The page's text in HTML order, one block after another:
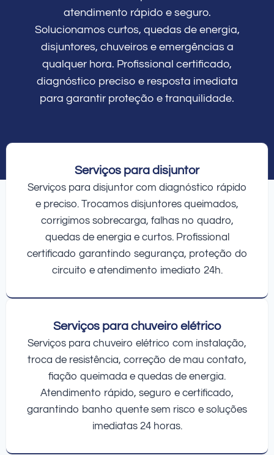
atendimento rápido e seguro.
Solucionamos curtos, quedas de energia,
disjuntores, chuveiros e emergências a
qualquer hora. Profissional certificado,
diagnóstico preciso e resposta imediata
para garantir proteção e tranquilidade.
Serviços para disjuntor
Serviços para disjuntor com diagnóstico rápido
e preciso. Trocamos disjuntores queimados,
corrigimos sobrecarga, falhas no quadro,
quedas de energia e curtos. Profissional
certificado garantindo segurança, proteção do
circuito e atendimento imediato 24h.
Serviços para chuveiro elétrico
Serviços para chuveiro elétrico com instalação,
troca de resistência, correção de mau contato,
fiação queimada e quedas de energia.
Atendimento rápido, seguro e certificado,
garantindo banho quente sem risco e soluções
imediatas 24 horas.